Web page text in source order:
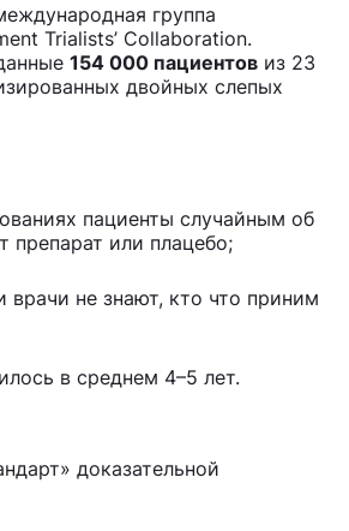
группа
Trialists’ Collaboration.
154 000 пациентов из 23
двойных слепых
пациенты случайным об
препарат или плацебо;
врачи не знают, кто что приним
в среднем 4–5 лет.
доказательной